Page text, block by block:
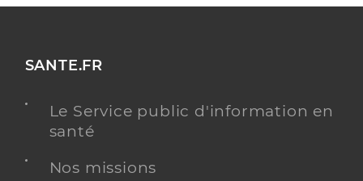
SANTE.FR
Le Service public d'information en
santé
Nos missions